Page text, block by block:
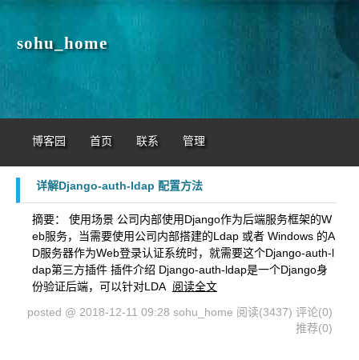
sohu_home
博客园 首页 联系 管理
详解Django-auth-ldap 配置方法
摘要： 使用场景 公司内部使用Django作为后端服务框架的W
eb服务，当需要使用公司内部搭建的Ldap 或者 Windows 的A
D服务器作为Web登录认证系统时，就需要这个Django-auth-l
dap第三方插件 插件介绍 Django-auth-ldap是一个Django身
份验证后端，可以针对LDA 阅读全文
posted @ 2018-12-11 09:28 sohu_home 阅读(3437) 评论(0)
推荐(0)